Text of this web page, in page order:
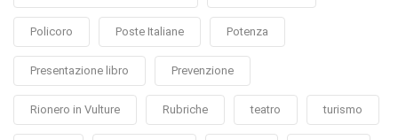
Policoro Poste Italiane Potenza
Presentazione libro Prevenzione
Rionero in Vulture Rubriche teatro turismo